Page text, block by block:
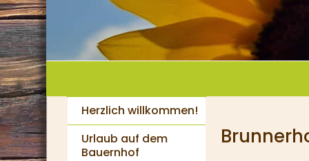
Herzlich willkommen!
Urlaub auf dem
Bauernhof